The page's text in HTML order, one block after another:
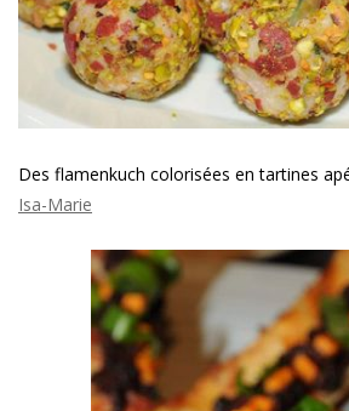
Des flamenkuch colorisées en tartines
Isa-Marie